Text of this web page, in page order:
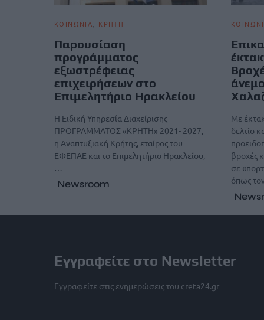
ΚΟΙΝΩΝΙΑ ΚΡΗΤΗ
Παρουσίαση
προγράμματος
εξωστρέφειας
επιχειρήσεων στο
Επιμελητήριο Ηρακλείου
Η Ειδική Υπηρεσία Διαχείρισης
ΠΡΟΓΡΑΜΜΑΤΟΣ «ΚΡΗΤΗ» 2021- 2027,
η Αναπτυξιακή Κρήτης, εταίρος του
ΕΦΕΠΑΕ και το Επιμελητήριο Ηρακλείου,
…
Newsroom
Με
δελτίο
βροχές
σε
όπως
Εγγραφείτε στο Newsletter
Εγγραφείτε στις ενημερώσεις του creta24.gr